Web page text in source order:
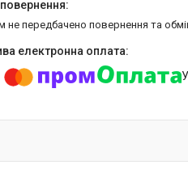
не передбачено повернення та